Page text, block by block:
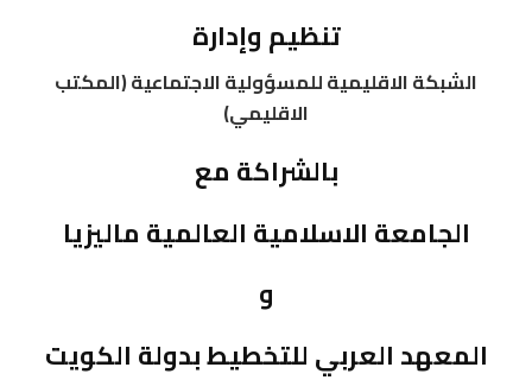
تنظيم وإدارة
الشبكة الاقليمية للمسؤولية الاجتماعية (المكتب
الاقليمي)
بالشراكة مع
الجامعة الاسلامية العالمية ماليزيا
و
المعهد العربي للتخطيط بدولة الكويت